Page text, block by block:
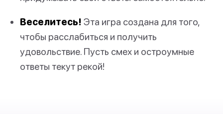
Веселитесь! Эта игра создана для того,
чтобы расслабиться и получить
удовольствие. Пусть смех и остроумные
ответы текут рекой!